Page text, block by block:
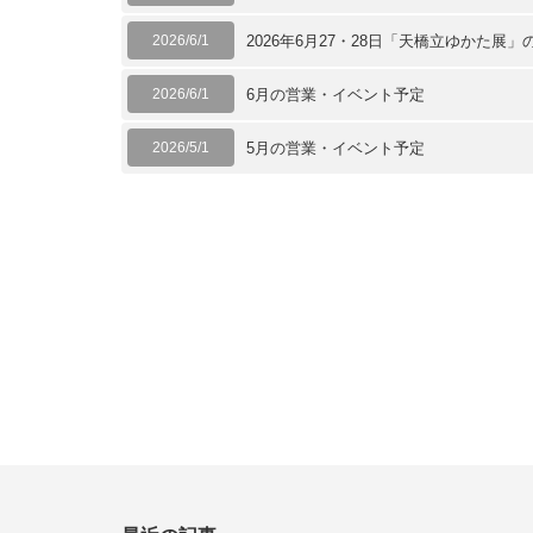
2026/6/1 2026年6月27・28日「天橋立ゆかた展」
2026/6/1 6月の営業・イベント予定
2026/5/1 5月の営業・イベント予定